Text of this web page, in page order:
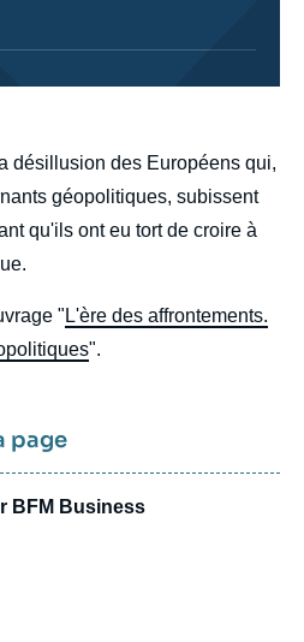
désillusion des Européens qui,
géopolitiques, subissent
qu'ils ont eu tort de croire à
" L'ère des affrontements.
".
page
BFM Business